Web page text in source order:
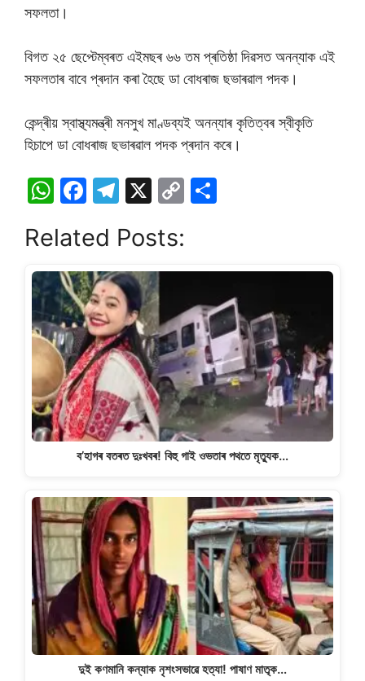
সফলতা।
বিগত ২৫ ছেপ্টেম্বৰত এইমছৰ ৬৬ তম প্ৰতিষ্ঠা দিৱসত অনন্যাক এই
সফলতাৰ বাবে প্ৰদান কৰা হৈছে ডা বোধৰাজ ছভাৰৱাল পদক।
কেন্দ্ৰীয় স্বাস্থ্যমন্ত্ৰী মনসুখ মাণ্ডব্যই অনন্যাৰ কৃতিত্বৰ স্বীকৃতি
হিচাপে ডা বোধৰাজ ছভাৰৱাল পদক প্ৰদান কৰে।
W
at
s
A
p
p
F
c
e
b
o
o
k
T
e
gr
a
m
X
C
y
n
k
e
Related Posts:
ব’হাগৰ বতৰত দুঃখবৰ! বিহু গাই ওভতাৰ পথতে মৃত্যুক…
দুই কণমানি কন্যাক নৃশংসভাৱে হত্যা! পাষাণ মাতৃক…